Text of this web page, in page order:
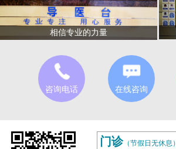
相信专业的力量
咨询电话 在线咨询
门诊（节假日无休息）